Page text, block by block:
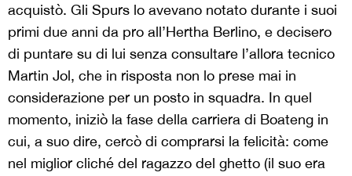
acquistò. Gli Spurs lo avevano notato durante i suoi
primi due anni da pro all’Hertha Berlino, e decisero
di puntare su di lui senza consultare l’allora tecnico
Martin Jol, che in risposta non lo prese mai in
considerazione per un posto in squadra. In quel
momento, iniziò la fase della carriera di Boateng in
cui, a suo dire, cercò di comprarsi la felicità: come
nel miglior cliché del ragazzo del ghetto (il suo era